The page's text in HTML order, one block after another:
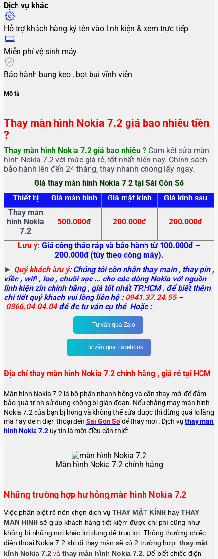
Dịch vụ khác
Hỗ trợ khách hàng ký tên vào linh kiện & xem trực tiếp
Miễn phí vệ sinh máy
Bảo hành bung keo , bọt bụi vĩnh viễn
Mô tả
Thay màn hình Nokia 7.2 giá bao nhiêu tiền
?
Thay màn hình Nokia 7.2 giá bao nhiêu ? Cam kết sửa màn
hình Nokia 7.2 với mức giá rẻ, tốt nhất hiện nay. Chính sách
bảo hành lên đến 24 tháng, thay nhanh chóng lấy ngay.
Giá thay màn hình Nokia 7.2 tại Sài Gòn Số
Thiết bị
Giá màn hình Giá mặt kính
Giá kính sau
Thay màn
hình Nokia
7.2
500.000đ 200.000đ 200.000đ
Lưu ý: Giá công tháo ráp và bảo hành từ 100.000đ –
200.000đ (tùy theo dòng máy).
► Quý khách lưu ý: Chúng tôi còn nhận thay main, thay pin ,
viền , wifi , loa , chuôi sạc … cho các dòng Nokia với nguồn
linh kiện zin chính hãng , giá tốt nhất TP.HCM , để biết thêm
chi tiết quý khach vui lòng liên hệ :0941.37.24.55–
0366.04.04.04để đc tư vấn cụ thể Hoặc :
Tư vấn qua Zalo
Tư vấn qua Facebook
Địa chỉ thay màn hình Nokia 7.2 chính hãng , giá rẻ tại HCM
Màn hình Nokia 7.2 là bộ phận nhanh hỏng và cần thay mới để đảm
bảo quá trình sử dụng không bị gián đoạn. Nếu chẳng may màn hình
Nokia 7.2 của bạn bị hỏng và không thể sửa được thì đừng quá lo lắng
mà hãy đem điện thoại đến Sài Gòn Sốđể thay mới . Dịch vụ thay màn
hình Nokia 7.2 uy tín là một điều cần thiết
Màn hình Nokia 7.2 chính hãng
Những trường hợp hư hỏng màn hình Nokia 7.2
Việc phân biệt rõ nên chọn dịch vụ THAY MẶT KÍNH hay THAY
MÀN HÌNH sẽ giúp khách hàng tiết kiệm được chi phí cũng như
không bị những nơi khác lợi dụng để trục lợi. Thông thường chiếc
điện thoại Nokia 7.2 khi đi thay màn sẽ có 2 trường hợp: thay mặt
kính Nokia 7.2 và thay màn hình Nokia 7.2. Để biết chiếc điện